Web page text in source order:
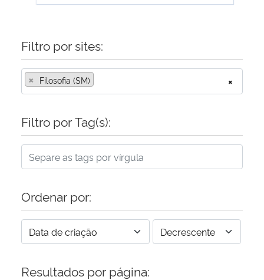
Filtro por sites:
×
× Filosofia (SM)
Filtro por Tag(s):
Ordenar por:
Resultados por página: